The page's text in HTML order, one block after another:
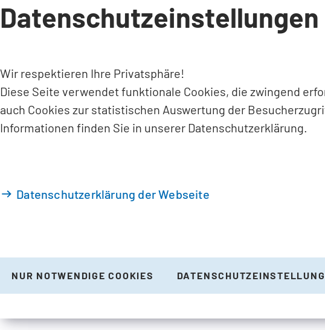
INHALT ANSPRINGEN
Datenschutzeinstellungen
Wir respektieren Ihre Privatsphäre!
Diese Seite verwendet funktionale Cookies, die zwingend
auch Cookies zur statistischen Auswertung der
Informationen finden Sie in unserer Datenschutzerklärung.
Datenschutzerklärung der Webseite
NUR NOTWENDIGE COOKIES